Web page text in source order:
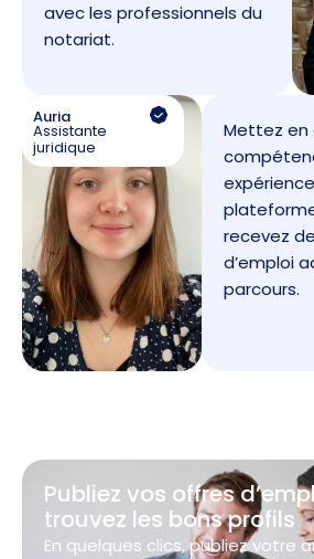
avec les professionnels du
notariat.
Auria
Assistante
juridique
Mettez en
recevez
d’emploi
parcours.
Publiez vos offres
trouvez les bons profils
En quelques clics, publiez votre